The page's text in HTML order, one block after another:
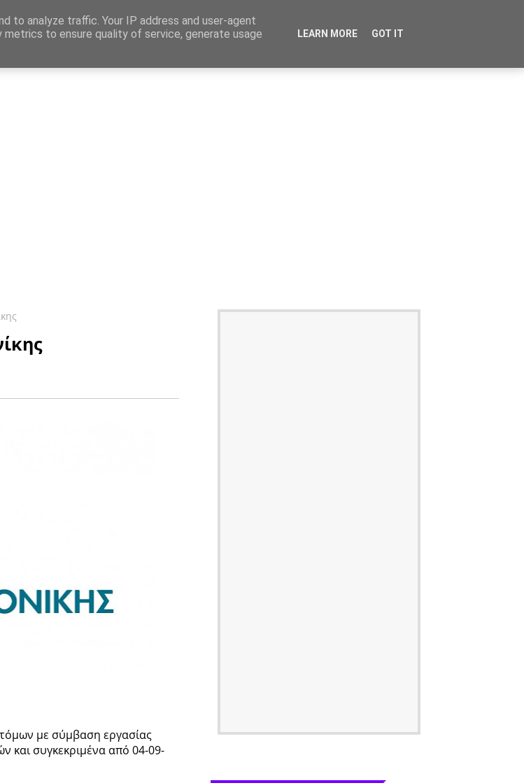
με σύμβαση εργασίας
και συγκεκριμένα από 04-09-
to analyze traffic. Your IP address and user-agent
to ensure quality of service, generate usage
LEARN MORE GOT IT